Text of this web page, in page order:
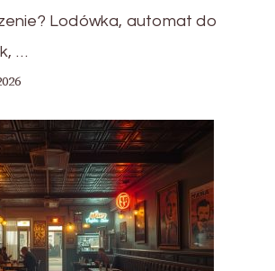
Lodówka, automat do
…